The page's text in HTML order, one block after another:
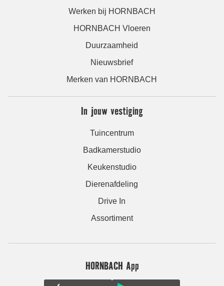
Werken bij HORNBACH
HORNBACH Vloeren
Duurzaamheid
Nieuwsbrief
Merken van HORNBACH
In jouw vestiging
Tuincentrum
Badkamerstudio
Keukenstudio
Dierenafdeling
Drive In
Assortiment
HORNBACH App